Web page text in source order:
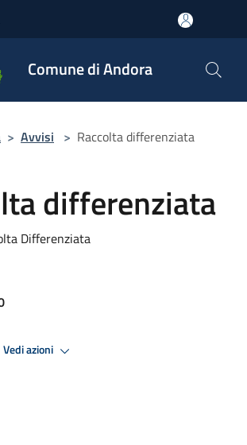
Comune di Andora
> Avvisi > Raccolta differenziata
differenziata
Differenziata
Vedi azioni